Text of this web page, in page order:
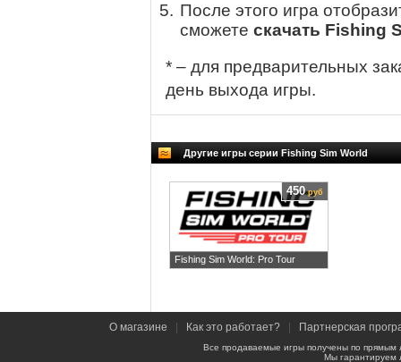
После этого игра
сможете скачать Fishing
* – для предварительных
день выхода игры.
Другие игры серии Fishing Sim World
Fishing Sim World: Pro Tour
450руб
О магазине Как это работает? Партнерская
Все продаваемые игры получены по
Мы гарантируем